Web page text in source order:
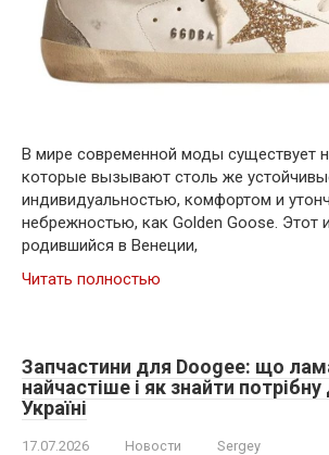
В мире современной моды существует
которые вызывают столь же
индивидуальностью, комфортом и
небрежностью, как Golden Goose. Этот
родившийся в Венеции,
Читать полностью
Запчастини для Doogee: що
найчастіше і як знайти
Україні
17.07.2026 Новости Sergey